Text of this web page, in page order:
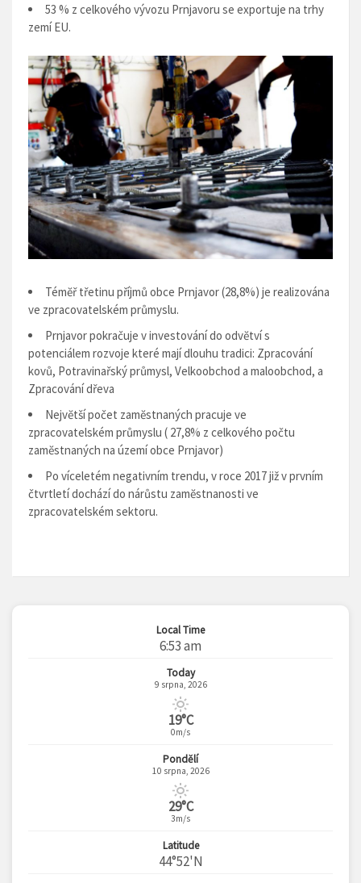
53 % z celkového vývozu Prnjavoru se exportuje na trhy
zemí EU.
Témĕř třetinu příjmů obce Prnjavor (28,8%) je realizována
ve zpracovatelském průmyslu.
Prnjavor pokračuje v investování do odvĕtví s
potenciálem rozvoje které mají dlouhu tradici: Zpracování
kovů, Potravinařský průmysl, Velkoobchod a maloobchod, a
Zpracování dřeva
Nejvĕtší počet zamĕstnaných pracuje ve
zpracovatelském průmyslu ( 27,8% z celkového počtu
zamĕstnaných na území obce Prnjavor)
Po víceletém negativním trendu, v roce 2017 již v prvním
čtvrtletí dochází do nárůstu zamĕstnanosti ve
zpracovatelském sektoru.
Local Time
6:53 am
Today
9 srpna, 2026
19°C
0m/s
Pondělí
10 srpna, 2026
29°C
3m/s
Latitude
44°52'N